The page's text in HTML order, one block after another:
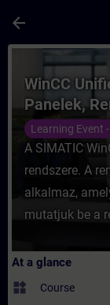
arrow_back
Course -
WinCC
Panelek,
Learning Event
A SIMATIC
rendszere. A
alkalmaz,
mutatjuk be a
At a glance
widgets Course